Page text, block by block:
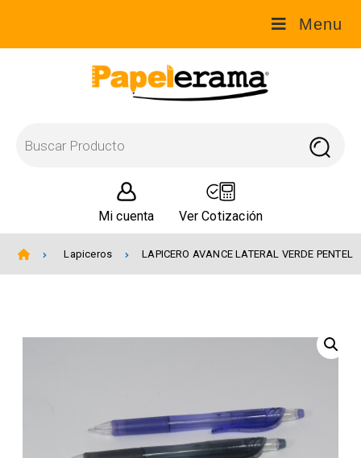
Mi cuenta Ver Cotización
Menu
Lapiceros LAPICERO AVANCE LATERAL VERDE PENTEL